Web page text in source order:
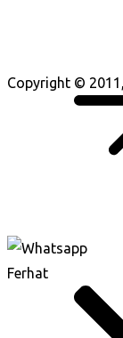
Copyright © 2011,
Ferhat